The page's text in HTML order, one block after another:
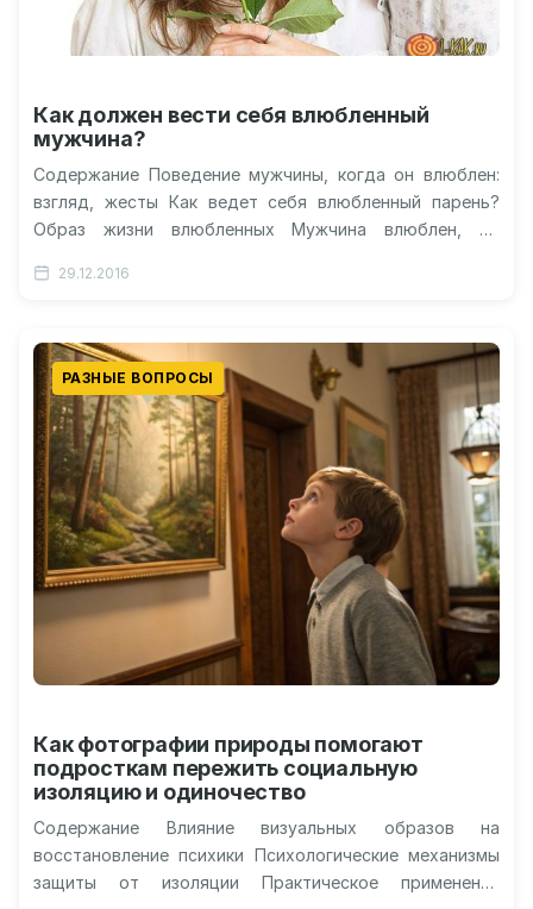
Как должен вести себя влюбленный
мужчина?
Содержание Поведение мужчины, когда он влюблен:
взгляд, жесты Как ведет себя влюбленный парень?
Образ жизни влюбленных Мужчина влюблен, но
29.12.2016
РАЗНЫЕ ВОПРОСЫ
Как фотографии природы помогают
подросткам пережить социальную
изоляцию и одиночество
Содержание Влияние визуальных образов на
восстановление психики Психологические механизмы
защиты от изоляции Практическое применение